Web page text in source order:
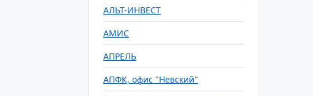
АЛЬТ-ИНВЕСТ
АМИС
АПРЕЛЬ
АПФК, офис "Невский"